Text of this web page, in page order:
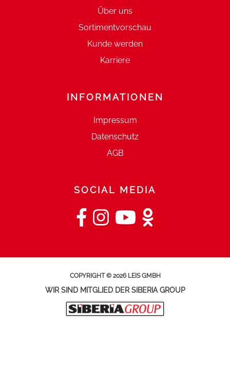
Über uns
Sortimentvorschau
Kunde werden
Karriere
INFORMATIONEN
Impressum
Datenschutz
AGB
SOCIAL MEDIA
COPYRIGHT © 2026 LEIS GMBH
WIR SIND MITGLIED DER SIBERIA GROUP